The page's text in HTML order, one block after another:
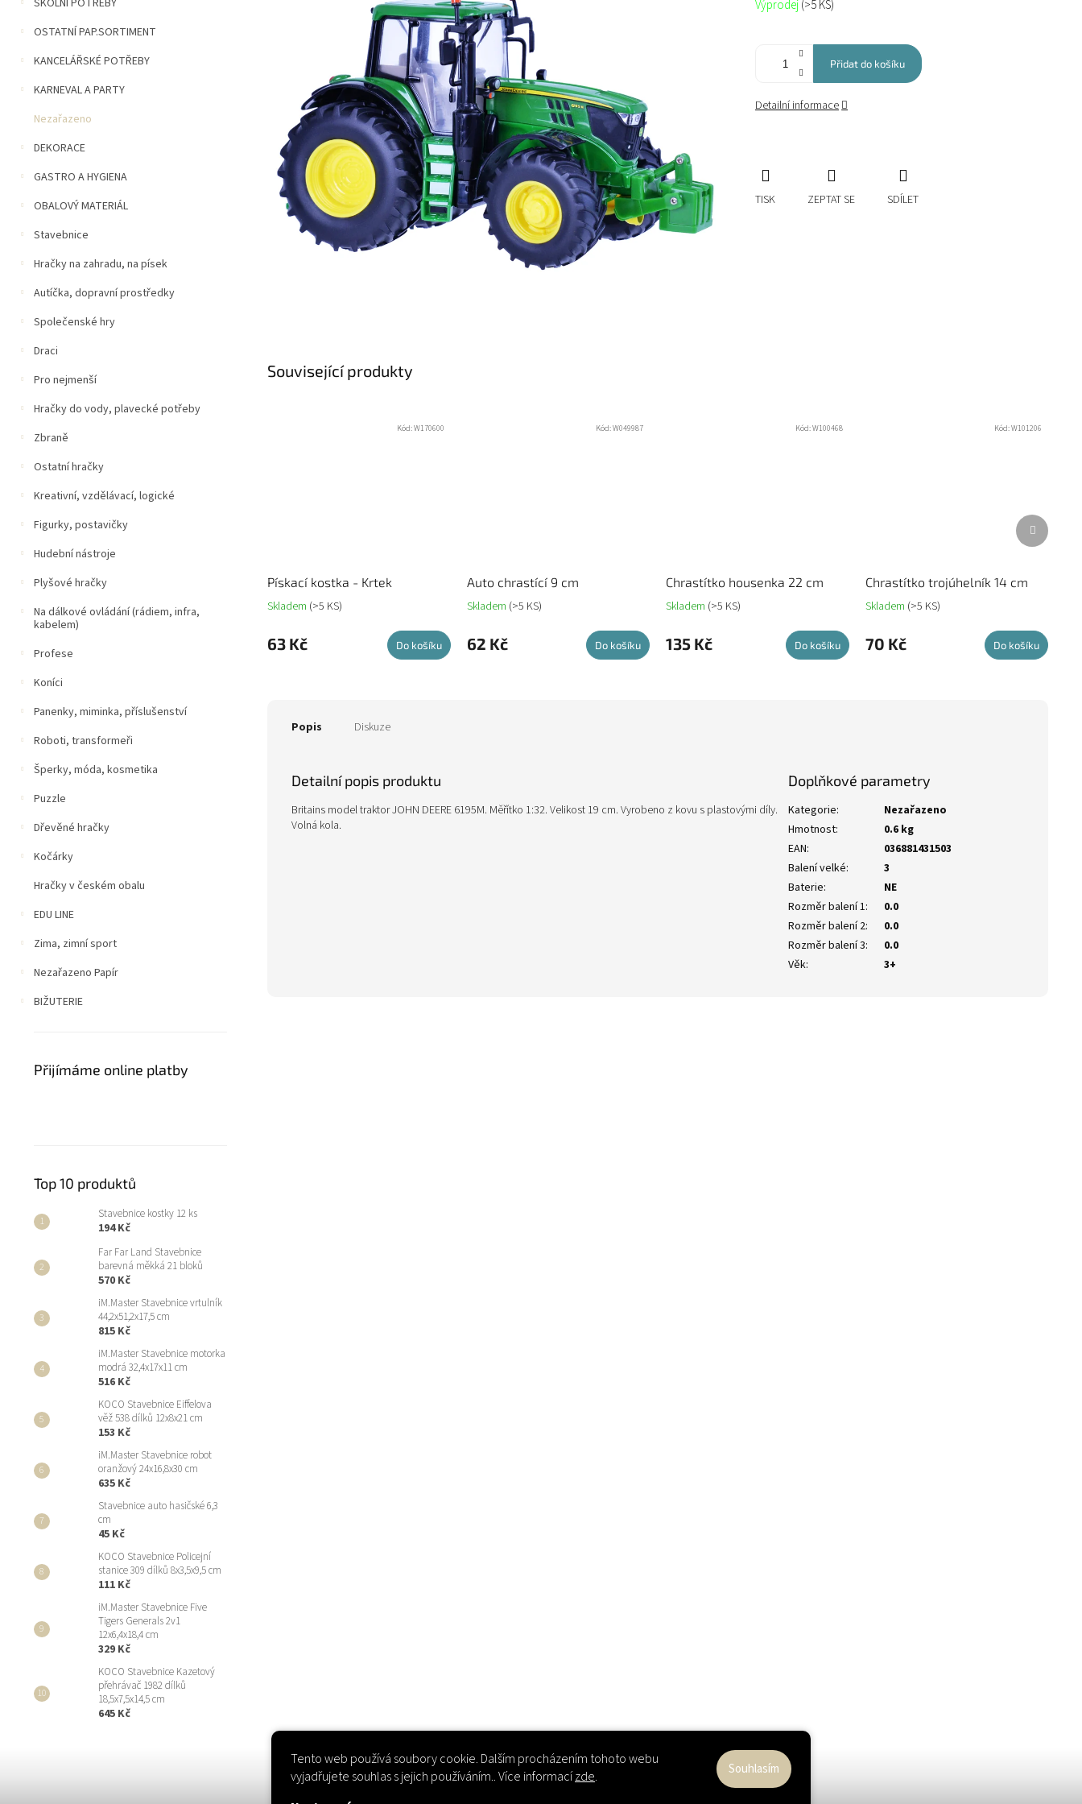
Tento web používá soubory cookie. Dalším procházením tohoto webu
vyjadřujete souhlas s jejich používáním.. Více informacízde.
Souhlasím
p
a
e
ŠKOLNÍ POTŘEBY
OSTATNÍ PAP.SORTIMENT
KANCELÁŘSKÉ POTŘEBY
KARNEVAL A PARTY
Nezařazeno
DEKORACE
GASTRO A HYGIENA
OBALOVÝ MATERIÁL
Stavebnice
Hračky na zahradu, na písek
Autíčka, dopravní prostředky
Společenské hry
Draci
Pro nejmenší
Hračky do vody, plavecké potřeby
Zbraně
Ostatní hračky
Kreativní, vzdělávací, logické
Figurky, postavičky
Hudební nástroje
Plyšové hračky
Na dálkové ovládání (rádiem, infra,
kabelem)
Profese
Koníci
Panenky, miminka, příslušenství
Roboti, transformeři
Šperky, móda, kosmetika
Puzzle
Dřevěné hračky
Kočárky
Hračky v českém obalu
EDU LINE
Zima, zimní sport
Nezařazeno Papír
BIŽUTERIE
Přijímáme online platby
Top 10 produktů
Stavebnice kostky 12 ks
194 Kč
Far Far Land Stavebnice
barevná měkká 21 bloků
570 Kč
iM.Master Stavebnice vrtulník
44,2x51,2x17,5 cm
815 Kč
iM.Master Stavebnice motorka
modrá 32,4x17x11 cm
516 Kč
KOCO Stavebnice Eiffelova
věž 538 dílků 12x8x21 cm
153 Kč
iM.Master Stavebnice robot
oranžový 24x16,8x30 cm
635 Kč
Stavebnice auto hasičské 6,3
cm
45 Kč
KOCO Stavebnice Policejní
stanice 309 dílků 8x3,5x9,5 cm
111 Kč
iM.Master Stavebnice Five
Tigers Generals 2v1
12x6,4x18,4 cm
329 Kč
KOCO Stavebnice Kazetový
přehrávač 1982 dílků
18,5x7,5x14,5 cm
645 Kč
cena:
Výprodej(>5 KS)
Přidat do košíku
Detailní informace
TISK ZEPTAT SE SDÍLET
Související produkty
Pískací kostka - Krtek
Skladem (>5 KS)
63 Kč Do košíku
Kód:W170600
Auto chrastící 9 cm
Skladem (>5 KS)
62 Kč Do košíku
Kód:W049987
Chrastítko housenka 22 cm
Skladem (>5 KS)
135 Kč Do košíku
Kód:W100468
Chrastítko trojúhelník 14 cm
Skladem (>5 KS)
70 Kč Do košíku
Kód:W101206
Další
produkt
Popis Diskuze
Detailní popis produktu
Britains model traktor JOHN DEERE 6195M. Měřítko 1:32. Velikost 19 cm. Vyrobeno z kovu s plastovými díly.
Volná kola.
Doplňkové parametry
Kategorie:
Nezařazeno
Hmotnost:
0.6 kg
EAN:
036881431503
Balení velké:
3
Baterie:
NE
Rozměr balení 1:
0.0
Rozměr balení 2:
0.0
Rozměr balení 3:
0.0
Věk: 3+